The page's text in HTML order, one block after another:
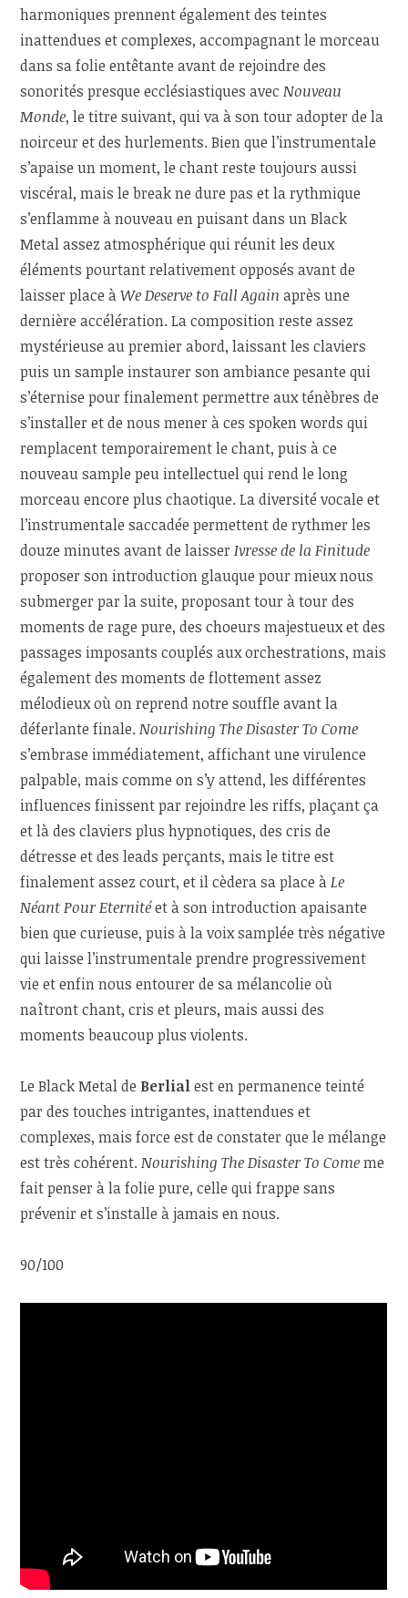
harmoniques prennent également des teintes
inattendues et complexes, accompagnant le morceau
dans sa folie entêtante avant de rejoindre des
sonorités presque ecclésiastiques avecNouveau
Monde, le titre suivant, qui va à son tour adopter de la
noirceur et des hurlements. Bien que l’instrumentale
s’apaise un moment, le chant reste toujours aussi
viscéral, mais le break ne dure pas et la rythmique
s’enflamme à nouveau en puisant dans un Black
Metal assez atmosphérique qui réunit les deux
éléments pourtant relativement opposés avant de
laisser place àWe Deserve to Fall Again après une
dernière accélération. La composition reste assez
mystérieuse au premier abord, laissant les claviers
puis un sample instaurer son ambiance pesante qui
s’éternise pour finalement permettre aux ténèbres de
s’installer et de nous mener à ces spoken words qui
remplacent temporairement le chant, puis à ce
nouveau sample peu intellectuel qui rend le long
morceau encore plus chaotique. La diversité vocale et
l’instrumentale saccadée permettent de rythmer les
douze minutes avant de laisserIvresse de la Finitude
proposer son introduction glauque pour mieux nous
submerger par la suite, proposant tour à tour des
moments de rage pure, des choeurs majestueux et des
passages imposants couplés aux orchestrations, mais
également des moments de flottement assez
mélodieux où on reprend notre souffle avant la
déferlante finale.Nourishing The Disaster To Come
s’embrase immédiatement, affichant une virulence
palpable, mais comme on s’y attend, les différentes
influences finissent par rejoindre les riffs, plaçant ça
et là des claviers plus hypnotiques, des cris de
détresse et des leads perçants, mais le titre est
finalement assez court, et il cèdera sa place àLe
Néant Pour Eternitéet à son introduction apaisante
bien que curieuse, puis à la voix samplée très négative
qui laisse l’instrumentale prendre progressivement
vie et enfin nous entourer de sa mélancolie où
naîtront chant, cris et pleurs, mais aussi des
moments beaucoup plus violents.
Le Black Metal de Berlialest en permanence teinté
par des touches intrigantes, inattendues et
complexes, mais force est de constater que le mélange
est très cohérent.Nourishing The Disaster To Comeme
fait penser à la folie pure, celle qui frappe sans
prévenir et s’installe à jamais en nous.
90/100